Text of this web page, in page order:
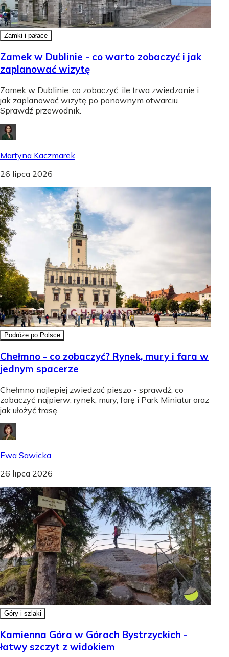
Zamki i pałace
Zamek w Dublinie - co warto zobaczyć i jak
zaplanować wizytę
Zamek w Dublinie: co zobaczyć, ile trwa zwiedzanie i
jak zaplanować wizytę po ponownym otwarciu.
Sprawdź przewodnik.
Martyna Kaczmarek
26 lipca 2026
Podróże po Polsce
Chełmno - co zobaczyć? Rynek, mury i fara w
jednym spacerze
Chełmno najlepiej zwiedzać pieszo - sprawdź, co
zobaczyć najpierw: rynek, mury, farę i Park Miniatur oraz
jak ułożyć trasę.
Ewa Sawicka
26 lipca 2026
Góry i szlaki
Kamienna Góra w Górach Bystrzyckich -
łatwy szczyt z widokiem